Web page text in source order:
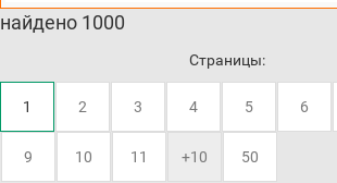
найдено 1000
Страницы:
1 2 3 4 5 6
9 10 11 +10 50